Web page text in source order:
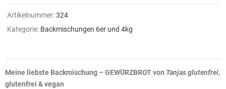
Artikelnummer:324
Kategorie: Backmischungen 6er und 4kg
Meine liebste Backmischung – GEWÜRZBROT von Tanjas glutenfrei,
glutenfrei & vegan